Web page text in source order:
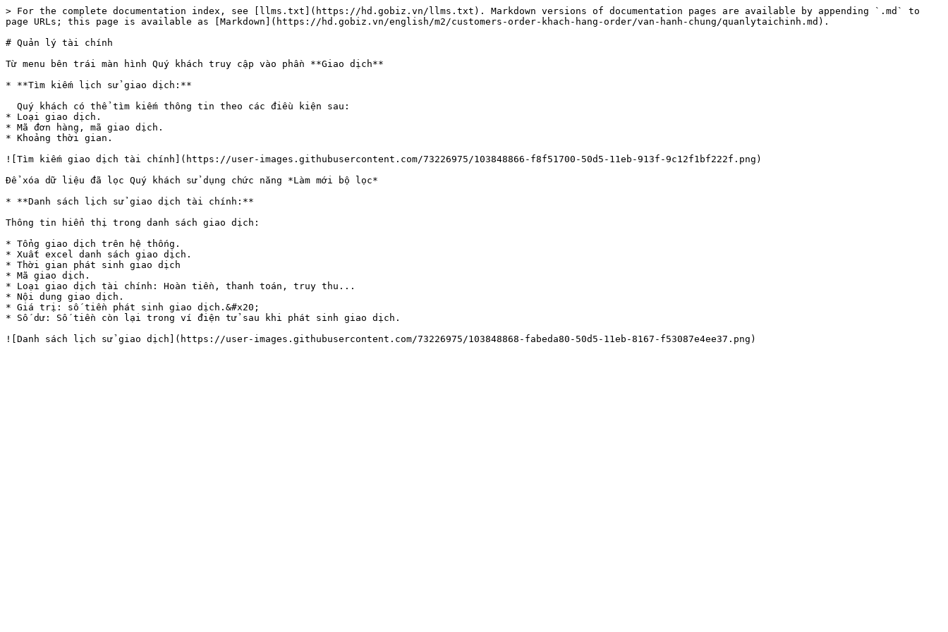
> For the complete documentation index, see [llms.txt](https://hd.gobiz.vn/llms.txt). Markdown versions of documentation pages are available by appending `.md` to
page URLs; this page is available as [Markdown](https://hd.gobiz.vn/english/m2/customers-order-khach-hang-order/van-hanh-chung/quanlytaichinh.md).
# Quản lý tài chính
Từ menu bên trái màn hình Quý khách truy cập vào phần **Giao dịch**
* **Tìm kiếm lịch sử giao dịch:**
* Loại giao dịch.
* Mã đơn hàng, mã giao dịch.
* Khoảng thời gian.
![Tìm kiếm giao dịch tài chính](https://user-images.githubusercontent.com/73226975/103848866-f8f51700-50d5-11eb-913f-9c12f1bf222f.png)
Để xóa dữ liệu đã lọc Quý khách sử dụng chức năng *Làm mới bộ lọc*
* **Danh sách lịch sử giao dịch tài chính:**
Thông tin hiển thị trong danh sách giao dịch:
* Tổng giao dịch trên hệ thống.
* Xuất excel danh sách giao dịch.
* Thời gian phát sinh giao dịch
* Mã giao dịch.
* Loại giao dịch tài chính: Hoàn tiền, thanh toán, truy thu...
* Nội dung giao dịch.
* Giá trị: số tiền phát sinh giao dịch.&#x20;
* Số dư: Số tiền còn lại trong ví điện tử sau khi phát sinh giao dịch.